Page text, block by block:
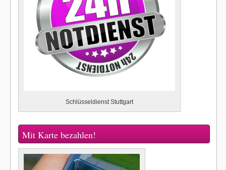
Schlüsseldienst Stuttgart
Mit Karte bezahlen!